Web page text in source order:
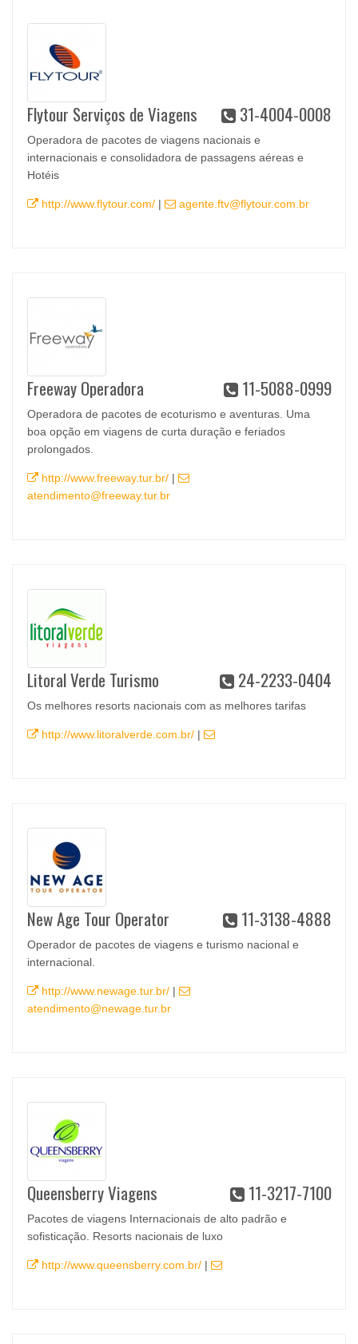
Flytour Serviços de Viagens 31-4004-0008
Operadora de pacotes de viagens nacionais e
internacionais e consolidadora de passagens aéreas e
Hotéis
http://www.flytour.com/| agente.ftv@flytour.com.br
Freeway Operadora 11-5088-0999
Operadora de pacotes de ecoturismo e aventuras. Uma
boa opção em viagens de curta duração e feriados
prolongados.
http://www.freeway.tur.br/|
atendimento@freeway.tur.br
Litoral Verde Turismo 24-2233-0404
Os melhores resorts nacionais com as melhores tarifas
http://www.litoralverde.com.br/|
New Age Tour Operator 11-3138-4888
Operador de pacotes de viagens e turismo nacional e
internacional.
http://www.newage.tur.br/|
atendimento@newage.tur.br
Queensberry Viagens 11-3217-7100
Pacotes de viagens Internacionais de alto padrão e
sofisticação. Resorts nacionais de luxo
http://www.queensberry.com.br/|